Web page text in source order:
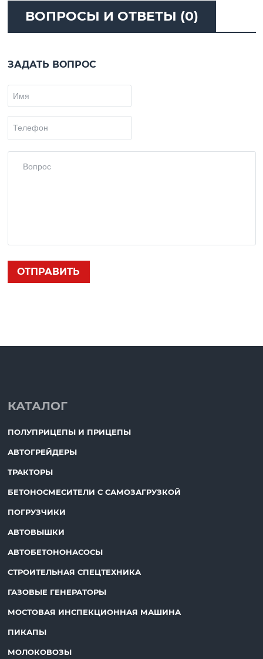
ВОПРОСЫ И ОТВЕТЫ (0)
ЗАДАТЬ ВОПРОС
КАТАЛОГ
ПОЛУПРИЦЕПЫ И ПРИЦЕПЫ
АВТОГРЕЙДЕРЫ
ТРАКТОРЫ
БЕТОНОСМЕСИТЕЛИ С САМОЗАГРУЗКОЙ
ПОГРУЗЧИКИ
АВТОВЫШКИ
АВТОБЕТОНОНАСОСЫ
СТРОИТЕЛЬНАЯ СПЕЦТЕХНИКА
ГАЗОВЫЕ ГЕНЕРАТОРЫ
МОСТОВАЯ ИНСПЕКЦИОННАЯ МАШИНА
ПИКАПЫ
МОЛОКОВОЗЫ